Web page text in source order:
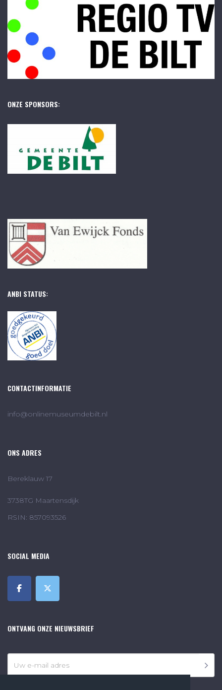
ONZE SPONSORS:
ANBI STATUS:
CONTACTINFORMATIE
info@onlinemuseumdebilt.nl
ONS ADRES
Bereklauw 17
3738TG Maartensdijk
RSIN: 857093526
SOCIAL MEDIA
ONTVANG ONZE NIEUWSBRIEF